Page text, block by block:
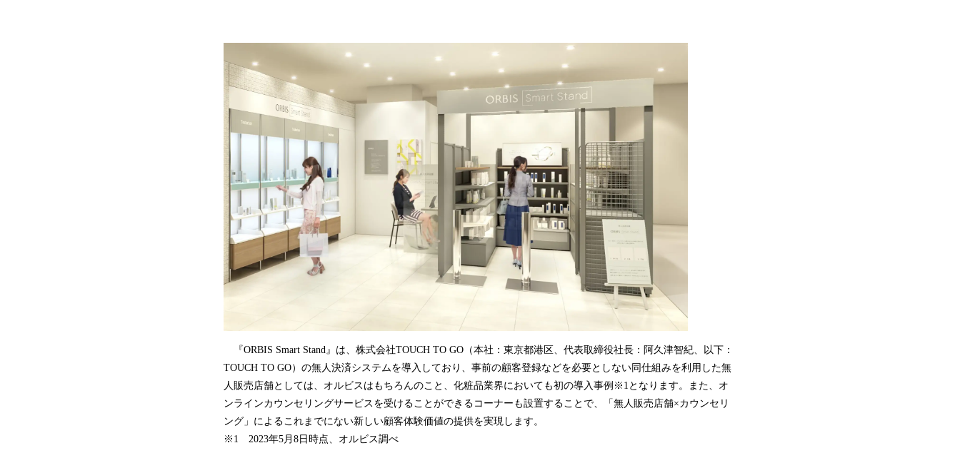
で
す
『ORBIS Smart Stand』は、株式会社TOUCH TO GO（本社：東京都港区、代表取締役社長：阿久津智紀、以下：
TOUCH TO GO）の無人決済システムを導入しており、事前の顧客登録などを必要としない同仕組みを利用した無
人販売店舗としては、オルビスはもちろんのこと、化粧品業界においても初の導入事例※1となります。また、オ
ンラインカウンセリングサービスを受けることができるコーナーも設置することで、「無人販売店舗×カウンセリ
ング」によるこれまでにない新しい顧客体験価値の提供を実現します。
※1 2023年5月8日時点、オルビス調べ